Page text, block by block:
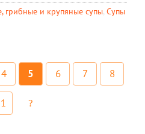
грибные и крупяные супы, Супы
4 5 6 7 8